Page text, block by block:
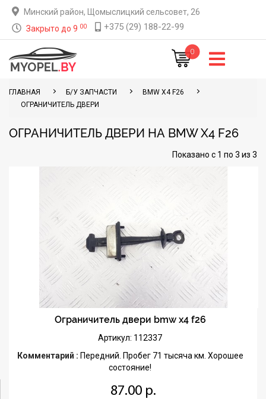
Минский район, Щомыслицкий сельсовет, 26
Закрыто до 9 00 +375 (29) 188-22-99
0
ГЛАВНАЯ Б/У ЗАПЧАСТИ
BMW X4 F26
ОГРАНИЧИТЕЛЬ ДВЕРИ
ОГРАНИЧИТЕЛЬ ДВЕРИ НА BMW X4 F26
Показано с 1 по 3 из 3
Ограничитель двери bmw x4 f26
Артикул: 112337
Комментарий : Передний. Пробег 71 тысяча км. Хорошее
состояние!
87.00 р.